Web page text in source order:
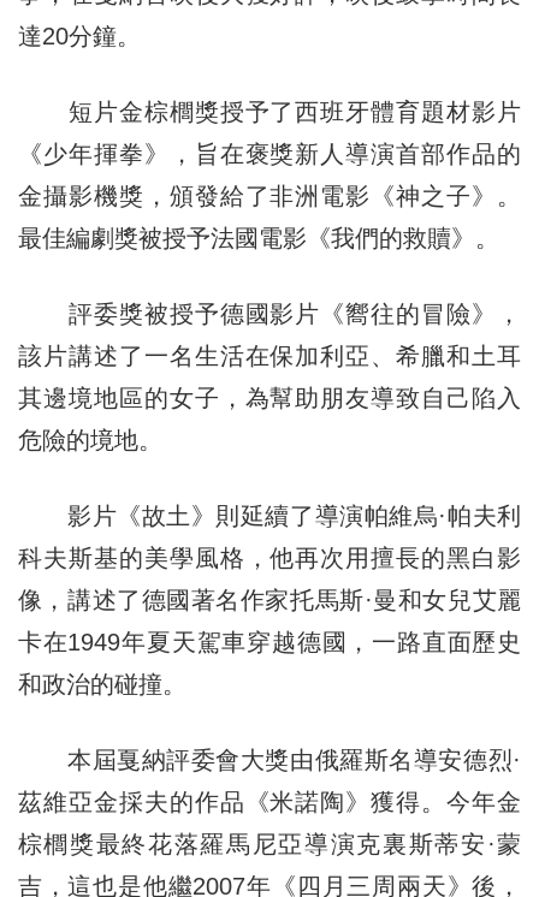
達20分鐘。
短片金棕櫚獎授予了西班牙體育題材影片
《少年揮拳》，旨在褒獎新人導演首部作品的
金攝影機獎，頒發給了非洲電影《神之子》。
最佳編劇獎被授予法國電影《我們的救贖》。
評委獎被授予德國影片《嚮往的冒險》，
該片講述了一名生活在保加利亞、希臘和土耳
其邊境地區的女子，為幫助朋友導致自己陷入
危險的境地。
影片《故土》則延續了導演帕維烏·帕夫利
科夫斯基的美學風格，他再次用擅長的黑白影
像，講述了德國著名作家托馬斯·曼和女兒艾麗
卡在1949年夏天駕車穿越德國，一路直面歷史
和政治的碰撞。
本屆戛納評委會大獎由俄羅斯名導安德烈·
茲維亞金採夫的作品《米諾陶》獲得。今年金
棕櫚獎最終花落羅馬尼亞導演克裏斯蒂安·蒙
吉，這也是他繼2007年《四月三周兩天》後，